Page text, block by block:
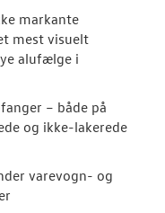
markante
mest visuelt
alufælge i
– både på
og ikke-lakerede
varevogn- og